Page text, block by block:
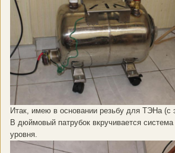
Итак, имею в основании резьбу для ТЭНа (с
В дюймовый патрубок вкручивается
уровня.